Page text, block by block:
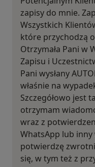
zapisy do mnie.
Wszystkich
które przychodzą
Otrzymała Pani w
Zapisu i
Pani wysłany
właśnie na
Szczegółowo jest
otrzymam
wraz z
WhatsApp lub
potwierdzę
się, w tym też z